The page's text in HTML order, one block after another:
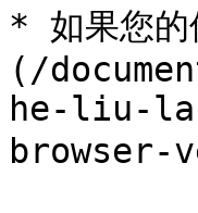
* 如果您的
(/
he-liu-
browser-